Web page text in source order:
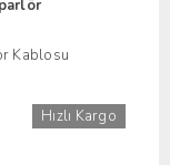
Kablosu
Hızlı Kargo